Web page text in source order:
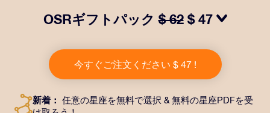
OSRギフトパック$ 62 $ 47
所に送付される美しい封筒とカスタマイズされたドキュ
メント、デジタルドキュメントが含まれている他、弊社
のアプリを無料で利用できます。大切や人や友達に永遠
今すぐご注文ください $ 47 !
新着： 任意の星座を無料で選択 & 無料の星座PDFを受